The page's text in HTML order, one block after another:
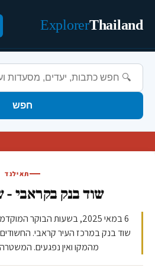
Thailand
Explorer
חפש
תאילנד
שוד בנק בקראבי -
6 במאי 2025, בשעות הבוקר
שוד בנק במרכז העיר קראבי.
מהמקו ואין נפגעים.